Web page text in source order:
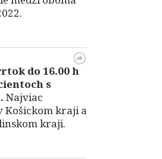
do 16.00 h
s
Najviac
Košickom kraji a
kraji.